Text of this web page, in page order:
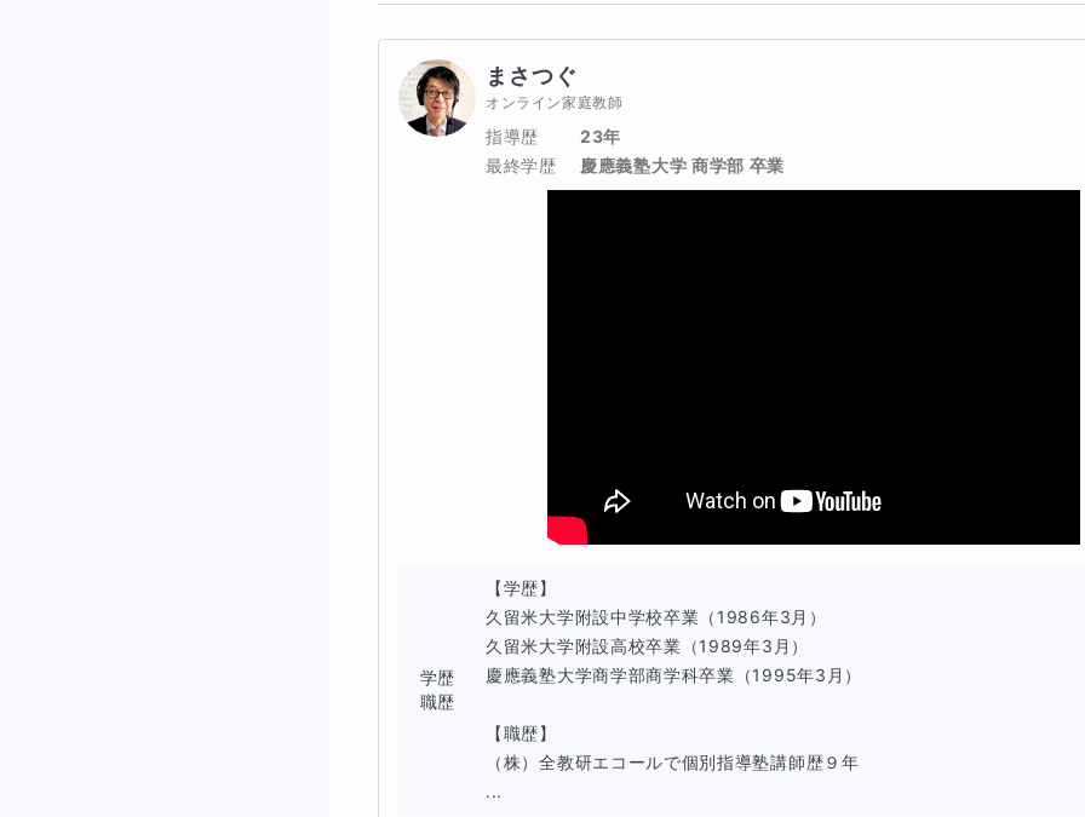
でチャットで質問されれば対応いたします。
Zoom録画配信あり
まさつぐ
オンライン家庭教師
指導歴
23年
最終学歴
慶應義塾大学 商学部 卒業
学歴
職歴
【学歴】
久留米大学附設中学校卒業（1986年3月）
久留米大学附設高校卒業（1989年3月）
慶應義塾大学商学部商学科卒業（1995年3月）
【職歴】
（株）全教研エコールで個別指導塾講師歴９年
...